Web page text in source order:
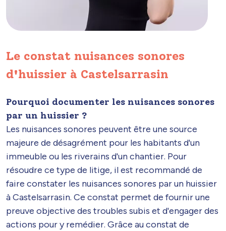
Le constat nuisances sonores
d'huissier à Castelsarrasin
Pourquoi documenter les nuisances sonores
par un huissier ?
Les nuisances sonores peuvent être une source
majeure de désagrément pour les habitants d'un
immeuble ou les riverains d'un chantier. Pour
résoudre ce type de litige, il est recommandé de
faire constater les nuisances sonores par un huissier
à Castelsarrasin. Ce constat permet de fournir une
preuve objective des troubles subis et d'engager des
actions pour y remédier. Grâce au constat de